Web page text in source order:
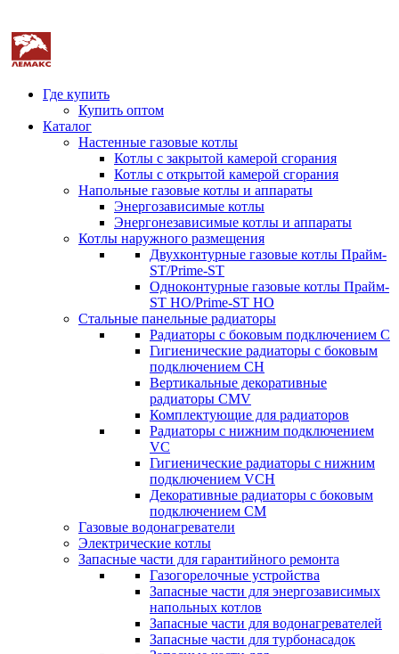
Где купить
Купить оптом
Каталог
Настенные газовые котлы
Котлы с закрытой камерой сгорания
Котлы с открытой камерой сгорания
Напольные газовые котлы и аппараты
Энергозависимые котлы
Энергонезависимые котлы и аппараты
Котлы наружного размещения
Двухконтурные газовые котлы Прайм-
ST/Prime-ST
Одноконтурные газовые котлы Прайм-
ST HO/Prime-ST HO
Стальные панельные радиаторы
Радиаторы c боковым подключением C
Гигиенические радиаторы c боковым
подключением CH
Вертикальные декоративные
радиаторы CMV
Комплектующие для радиаторов
Радиаторы c нижним подключением
VC
Гигиенические радиаторы c нижним
подключением VCH
Декоративные радиаторы с боковым
подключением CM
Газовые водонагреватели
Электрические котлы
Запасные части для гарантийного ремонта
Газогорелочные устройства
Запасные части для энергозависимых
напольных котлов
Запасные части для водонагревателей
Запасные части для турбонасадок